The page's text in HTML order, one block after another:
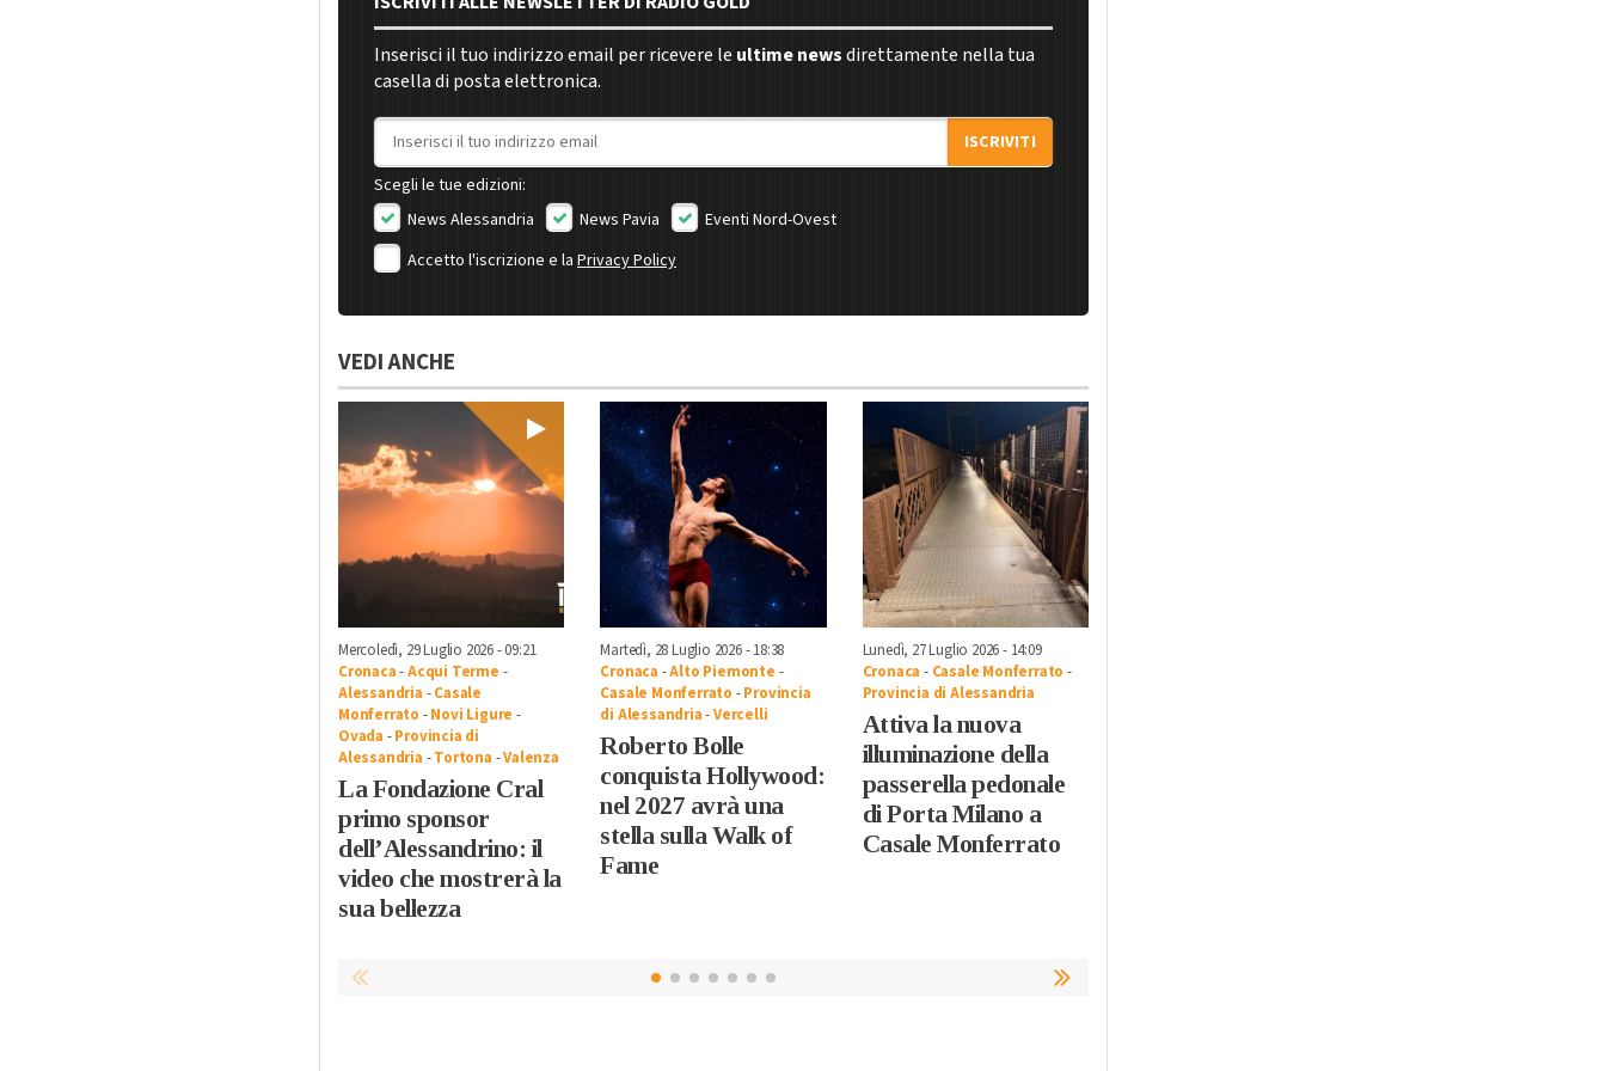
Inserisci il tuo indirizzo email per ricevere le ultime newsdirettamente nella tua
casella di posta elettronica.
Indirizzo email
ISCRIVITI
Scegli le tue edizioni:
News Alessandria
News Pavia
Eventi Nord-Ovest
Accetto l'iscrizione e la Privacy Policy
VEDI ANCHE
Mercoledì, 29 Luglio 2026 - 09:21
Cronaca-Acqui Terme -
Alessandria -Casale
Monferrato -Novi Ligure -
Ovada -Provincia di
Alessandria -Tortona -Valenza
La Fondazione Cral
primo sponsor
dell’Alessandrino: il
video che mostrerà la
sua bellezza
Martedì, 28 Luglio 2026 - 18:38
Cronaca -Alto Piemonte -
Casale Monferrato -Provincia
di Alessandria-Vercelli
Roberto Bolle
conquista Hollywood:
nel 2027 avrà una
stella sulla Walk of
Fame
Lunedì, 27 Luglio 2026 - 14:09
Cronaca - Casale Monferrato -
Provincia di Alessandria
Attiva la nuova
illuminazione della
passerella pedonale
di Porta Milano a
Casale Monferrato